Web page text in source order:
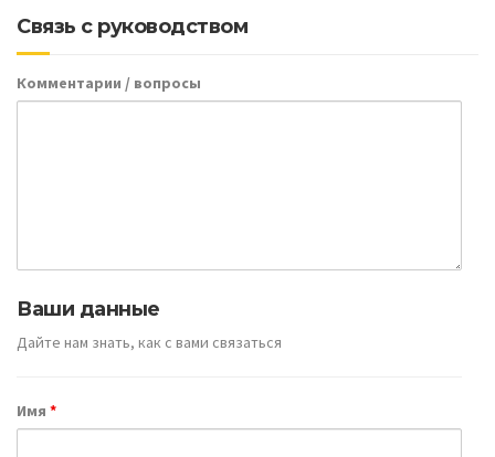
Связь с руководством
Комментарии / вопросы
Ваши данные
Дайте нам знать, как с вами связаться
Имя *